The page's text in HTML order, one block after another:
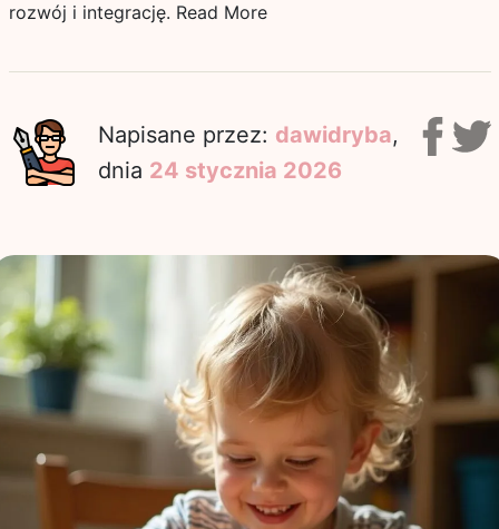
rozwój i integrację. Read More
Napisane przez: dawidryba,
dnia 24 stycznia 2026